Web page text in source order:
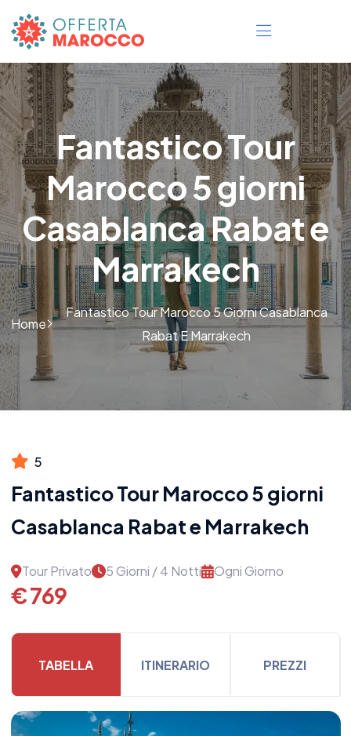
Fantastico Tour
Marocco 5 giorni
Casablanca Rabat e
Marrakech
Home
Fantastico Tour Marocco 5 Giorni Casablanca
Rabat E Marrakech
Fantastico Tour Marocco 5 giorni
Casablanca Rabat e Marrakech
5
Tour Privato 5 Giorni / 4 Notti Ogni Giorno
€ 769
TABELLA ITINERARIO PREZZI